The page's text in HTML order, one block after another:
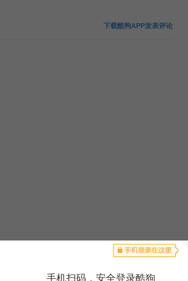
下载酷狗APP发表评论